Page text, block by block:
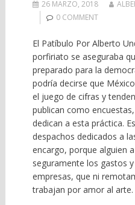
26 MARZO, 2018
0 COMMENT
El Patíbulo Por Alberto
porfiriato se aseguraba
preparado para la
podría decirse que
el juego de cifras y
publican como
dedican a esta práctica.
despachos dedicados a
encargo, porque alguien
seguramente los gastos
empresas, que ni
trabajan por amor al